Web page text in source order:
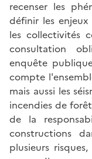
recenser les
définir les
les collectivités
consultation
enquête
compte
mais aussi les
incendies de
de la
constructions
plusieurs